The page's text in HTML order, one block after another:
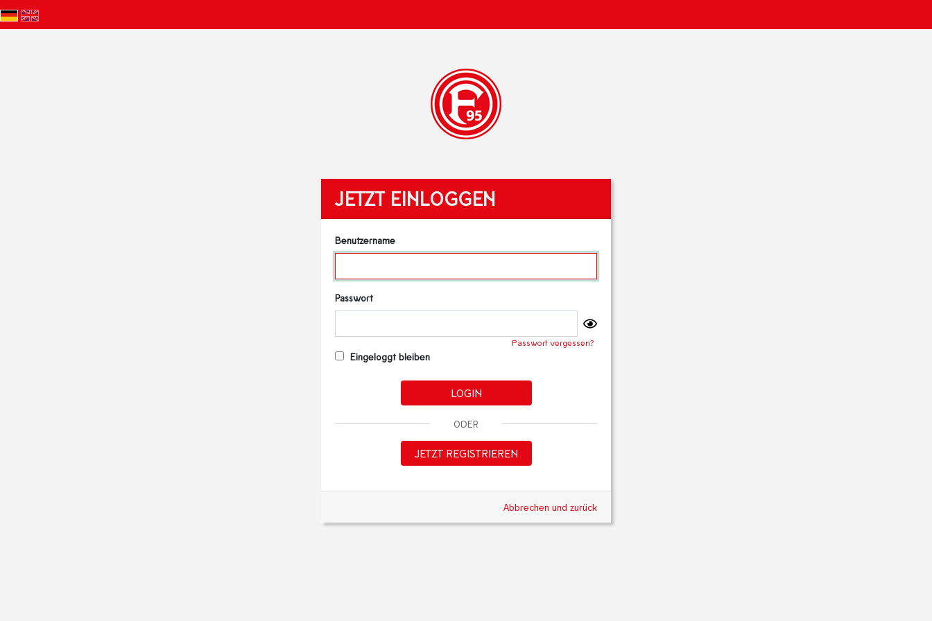
JETZT EINLOGGEN
Benutzername
Passwort
Passwort vergessen?
Eingeloggt bleiben
LOGIN
ODER
JETZT REGISTRIEREN
Abbrechen und zurück